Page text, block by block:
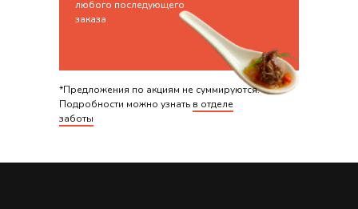
любого последующего
заказа
*Предложения по акциям не суммируются.
Подробности можно узнать в отделе
заботы